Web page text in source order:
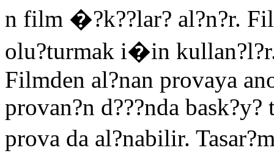
n film �?k??lar? al?n?r.
olu?turmak i�in
Filmden al?nan provaya
provan?n d???nda
prova da al?nabilir.